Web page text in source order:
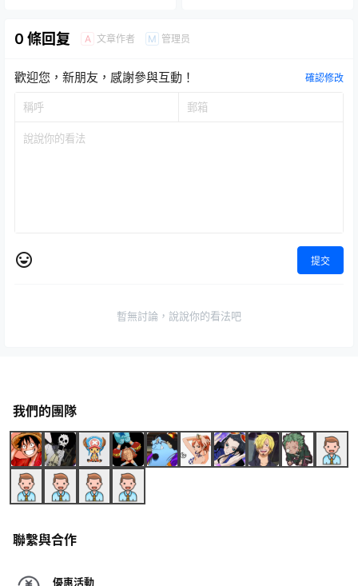
0 條回复 A 文章作者 M 管理员
歡迎您，新朋友，感謝參與互動！ 確認修改
提交
暫無討論，說說你的看法吧
我們的團隊
聯繫與合作
優惠活動